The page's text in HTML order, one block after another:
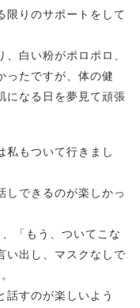
限りのサポートをして
白い粉がポロポロ、
ったですが、体の健
になる日を夢見て頑張
私もついて行きまし
しできるのが楽しかっ
「もう、ついてこな
い出し、マスクなしで
話すのが楽しいよう